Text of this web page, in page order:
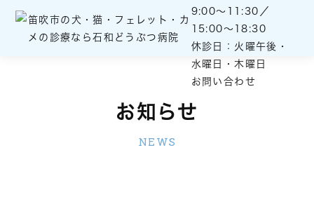
9:00～11:30／
15:00～18:30
休診日：火曜午後・
水曜日・木曜日
お問い合わせ
お知らせ
NEWS